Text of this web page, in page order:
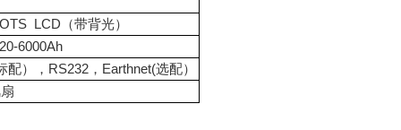
LCD（带背光）
6000Ah
配），RS232，Earthnet(选配）